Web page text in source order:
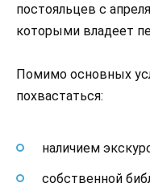
постояльцев с
которыми владеет
Помимо основных
похвастаться:
наличием
собственной